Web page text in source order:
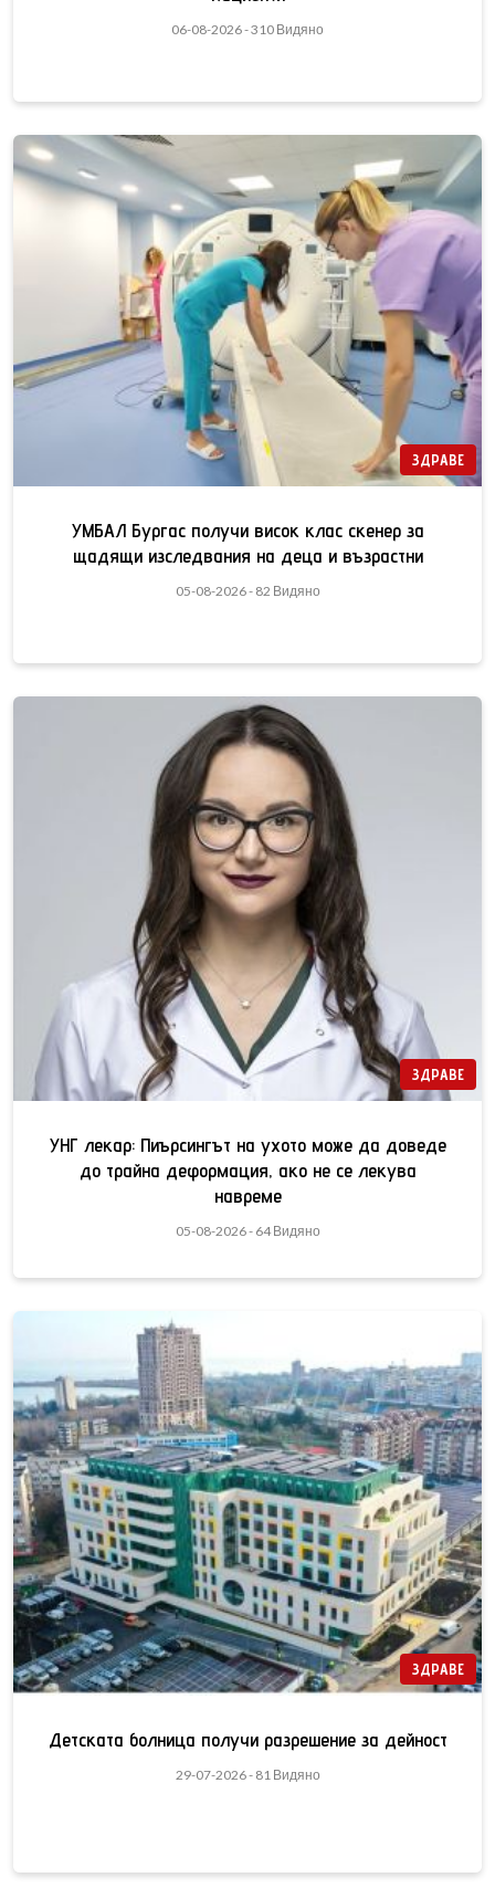
06-08-2026 - 310 Видяно
ЗДРАВЕ
УМБАЛ Бургас получи висок клас скенер за
щадящи изследвания на деца и възрастни
05-08-2026 - 82 Видяно
ЗДРАВЕ
УНГ лекар: Пиърсингът на ухото може да доведе
до трайна деформация, ако не се лекува
навреме
05-08-2026 - 64 Видяно
ЗДРАВЕ
Детската болница получи разрешение за дейност
29-07-2026 - 81 Видяно